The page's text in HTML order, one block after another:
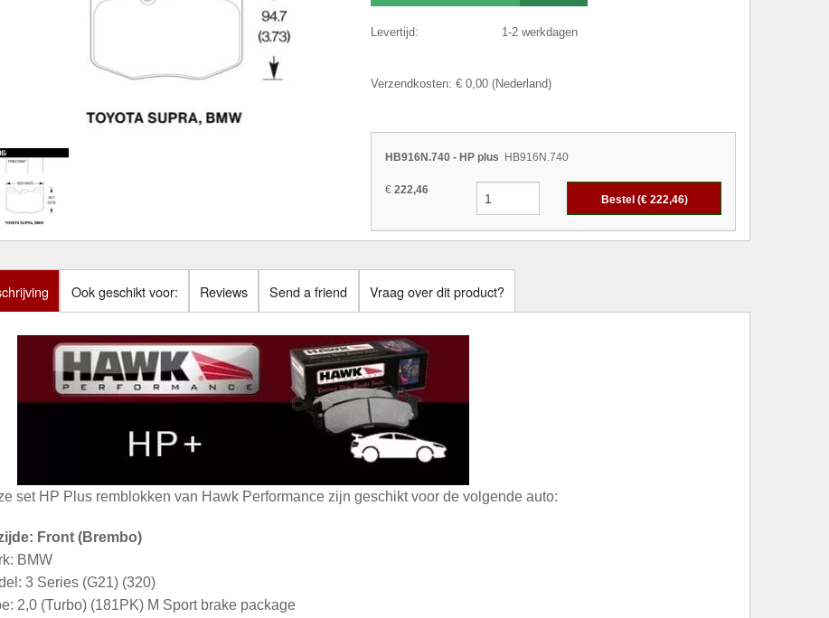
Levertijd: 1-2 werkdagen
Verzendkosten: € 0,00 (Nederland)
HB916N.740 - HP plus HB916N.740
€ 222,46
Bestel (€ 222,46)
Ook geschikt voor: Reviews Send a friend Vraag over dit product?
set HP Plus remblokken van Hawk Performance zijn geschikt voor de volgende auto:
Front (Brembo)
BMW
3 Series (G21) (320)
2,0 (Turbo) (181PK) M Sport brake package